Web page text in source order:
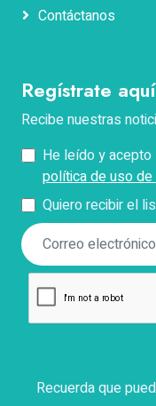
Contáctanos
Regístrate aquí
Recibe nuestras
He leído y acepto
política de uso
Quiero recibir el
Recuerda que
Teléfono
Pregunta
*Describe tu
nuestros